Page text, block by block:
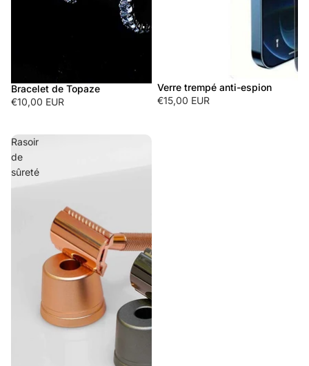
Bracelet de Topaze
€10,00 EUR
Verre trempé anti-espion
€15,00 EUR
Rasoir
de
sûreté